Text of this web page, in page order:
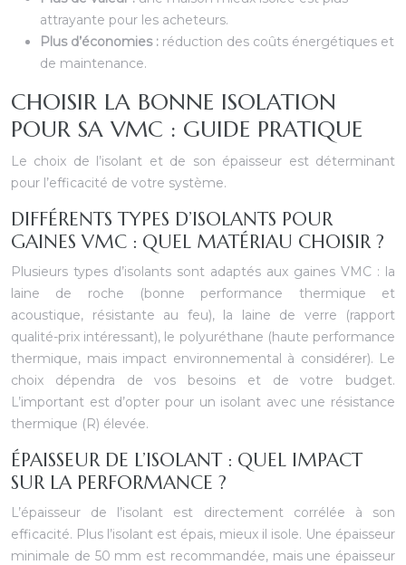
attrayante pour les acheteurs.
Plus d’économies : réduction des coûts énergétiques et
de maintenance.
CHOISIR LA BONNE ISOLATION
POUR SA VMC : GUIDE PRATIQUE
Le choix de l’isolant et de son épaisseur est déterminant
pour l’efficacité de votre système.
DIFFÉRENTS TYPES D’ISOLANTS POUR
GAINES VMC : QUEL MATÉRIAU CHOISIR ?
Plusieurs types d’isolants sont adaptés aux gaines VMC : la
laine de roche (bonne performance thermique et
acoustique, résistante au feu), la laine de verre (rapport
qualité-prix intéressant), le polyuréthane (haute performance
thermique, mais impact environnemental à considérer). Le
choix dépendra de vos besoins et de votre budget.
L’important est d’opter pour un isolant avec une résistance
thermique (R) élevée.
ÉPAISSEUR DE L’ISOLANT : QUEL IMPACT
SUR LA PERFORMANCE ?
L’épaisseur de l’isolant est directement corrélée à son
efficacité. Plus l’isolant est épais, mieux il isole. Une épaisseur
minimale de 50 mm est recommandée, mais une épaisseur